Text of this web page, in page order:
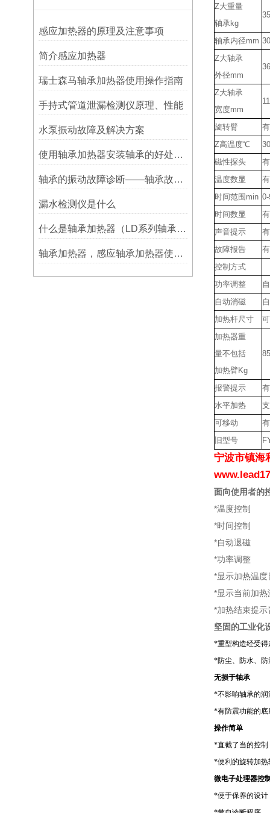
感应加热器的原理及注意事项
简介感应加热器
瑞士森马轴承加热器使用操作指南
手持式管道泄漏检测仪原理、性能
水泵振动故障及解决方案
使用轴承加热器安装轴承的好处及优势——宁波利德
轴承的振动故障诊断——轴承故障检测仪
漏水检测仪是什么
什么是轴承加热器（LD系列轴承加热器）-宁波利德仪器
轴承加热器，感应轴承加热器使用常见问题总结！
Z大重量
轴承kg
35
轴承内径mm
Z大轴承
外径mm
Z大轴承
宽度mm
旋转臂
有
Z高温度℃
磁性探头
有
温度数显
有
时间范围 min
时间数显
有
声音提示
有
故障报告
有
控制方式
功率调整
自动消磁
加热杆尺寸
加热器重
量不包括
加热臂Kg
85
报警提示
有
水平加热
可移动
有
旧型号
宁波市镇海
面向使用者的
*温度控制
*时间控制
*自动退磁
*功率调整
*显示加热温
*显示当前加
*加热结束提示
坚固的工业化
*重型构造经受
*防尘、防水、
无损于轴承
*不影响轴承的润
*有防震功能的
操作简单
*直截了当的控制
*便利的旋转加热
微电子处理器控
*便于保养的设计